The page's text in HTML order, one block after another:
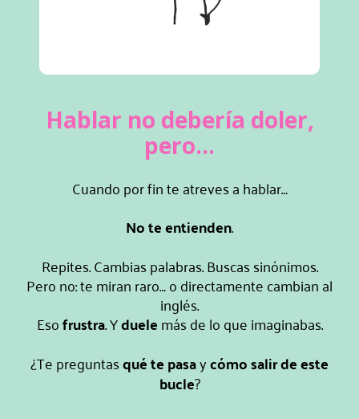
Hablar no debería doler,
pero...
Cuando por fin te atreves a hablar…
No te entienden.
Repites. Cambias palabras. Buscas sinónimos.
Pero no: te miran raro… o directamente cambian al
inglés.
Esofrustra. Yduelemás de lo que imaginabas.
¿Te preguntasqué te pasaycómo salir de este
bucle?